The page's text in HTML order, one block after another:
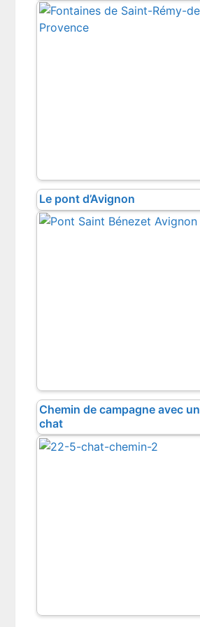
Le pont d’Avignon
Chemin de campagne avec un
chat